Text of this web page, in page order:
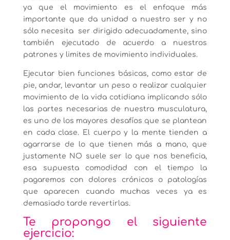
ya que el movimiento es el enfoque más
importante que da unidad a nuestro ser y no
sólo necesita ser dirigido adecuadamente, sino
también ejecutado de acuerdo a nuestros
patrones y limites de movimiento individuales.
Ejecutar bien funciones básicas, como estar de
pie, andar, levantar un peso o realizar cualquier
movimiento de la vida cotidiana implicando sólo
las partes necesarias de nuestra musculatura,
es uno de los mayores desafíos que se plantean
en cada clase. El cuerpo y la mente tienden a
agarrarse de lo que tienen más a mano, que
justamente NO suele ser lo que nos beneficia,
esa supuesta comodidad con el tiempo la
pagaremos con dolores crónicos o patologías
que aparecen cuando muchas veces ya es
demasiado tarde revertirlas.
Te propongo el siguiente
ejercicio: